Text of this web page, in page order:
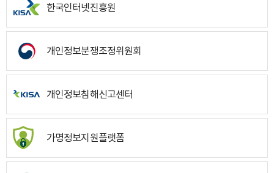
한국인터넷진흥원
개인정보분쟁조정위원회
개인정보침해신고센터
가명정보지원플랫폼